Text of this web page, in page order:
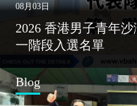
08月03日
2026 香港男子青年
一階段入選名單
Blog